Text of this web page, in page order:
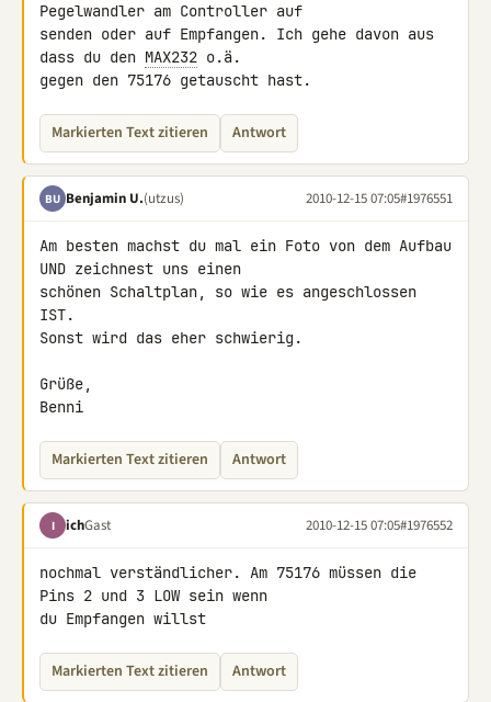
Pegelwandler am Controller auf
senden oder auf Empfangen. Ich gehe davon aus
dass du den MAX232 o.ä.
gegen den 75176 getauscht hast.
Markierten Text zitieren Antwort
BU Benjamin U.(utzus) 2010-12-15 07:05#1976551
Am besten machst du mal ein Foto von dem Aufbau
UND zeichnest uns einen
schönen Schaltplan, so wie es angeschlossen
IST.
Sonst wird das eher schwierig.
Grüße,
Benni
Markierten Text zitieren Antwort
I ichGast 2010-12-15 07:05#1976552
nochmal verständlicher. Am 75176 müssen die
Pins 2 und 3 LOW sein wenn
du Empfangen willst
Markierten Text zitieren Antwort